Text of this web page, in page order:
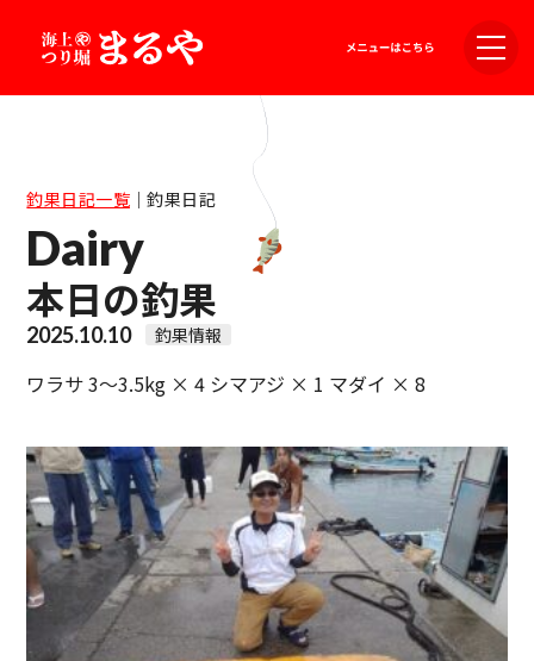
釣果日記一覧｜釣果日記
Dairy
本日の釣果
2025.10.10 釣果情報
ワラサ 3～3.5kg × 4 シマアジ × 1 マダイ × 8